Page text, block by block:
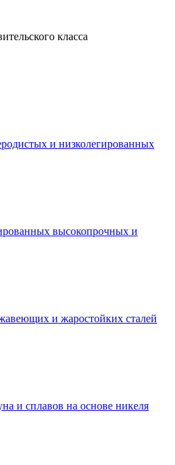
класса
и низколегированных
высокопрочных и
и жаростойких сталей
и сплавов на основе никеля